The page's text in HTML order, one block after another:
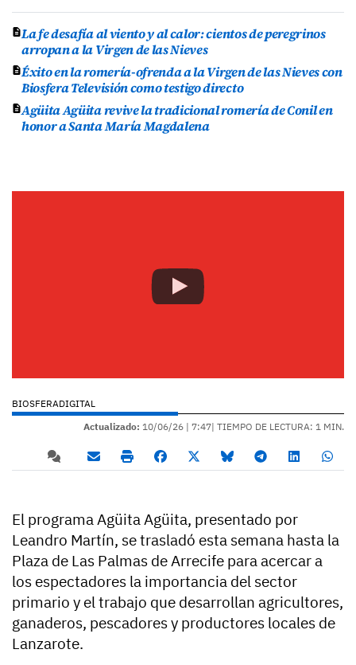
La fe desafía al viento y al calor: cientos de peregrinos
arropan a la Virgen de las Nieves
Éxito en la romería-ofrenda a la Virgen de las Nieves con
Biosfera Televisión como testigo directo
Agüita Agüita revive la tradicional romería de Conil en
honor a Santa María Magdalena
BIOSFERADIGITAL
Actualizado: 10/06/26 | 7:47| TIEMPO DE LECTURA: 1 MIN.
El programa Agüita Agüita, presentado por
Leandro Martín, se trasladó esta semana hasta la
Plaza de Las Palmas de Arrecife para acercar a
los espectadores la importancia del sector
primario y el trabajo que desarrollan agricultores,
ganaderos, pescadores y productores locales de
Lanzarote.